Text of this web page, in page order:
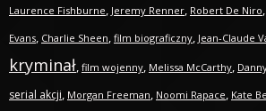
Laurence Fishburne, Jeremy Renner, Robert De Niro,
Evans, Charlie Sheen, film biograficzny, Jean-Claude
kryminał, film wojenny, Melissa McCarthy,
serial akcji, Morgan Freeman, Noomi Rapace, Kate